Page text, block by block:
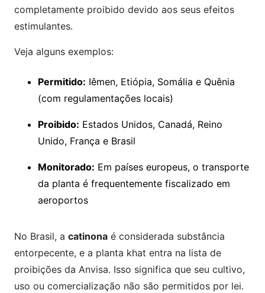
completamente proibido devido aos seus efeitos
estimulantes.
Veja alguns exemplos:
Permitido: Iêmen, Etiópia, Somália e Quênia
(com regulamentações locais)
Proibido: Estados Unidos, Canadá, Reino
Unido, França e Brasil
Monitorado: Em países europeus, o transporte
da planta é frequentemente fiscalizado em
aeroportos
No Brasil, a catinona é considerada substância
entorpecente, e a planta khat entra na lista de
proibições da Anvisa. Isso significa que seu cultivo,
uso ou comercialização não são permitidos por lei.